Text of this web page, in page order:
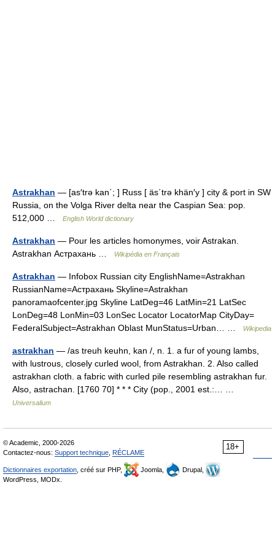
Astrakhan — [as′trə kan΄; ] Russ [ äs΄trə khän′y ] city & port in SW
Russia, on the Volga River delta near the Caspian Sea: pop.
512,000 …
English World dictionary
Astrakhan — Pour les articles homonymes, voir Astrakan.
Astrakhan Астрахань …
Wikipédia en Français
Astrakhan — Infobox Russian city EnglishName=Astrakhan
RussianName=Астрахань Skyline=Astrakhan
panoramaofcenter.jpg Skyline LatDeg=46 LatMin=21 LatSec
LonDeg=48 LonMin=03 LonSec Locator LocatorMap CityDay=
FederalSubject=Astrakhan Oblast MunStatus=Urban… …
Wikipedia
astrakhan — /as treuh keuhn, kan /, n. 1. a fur of young lambs,
with lustrous, closely curled wool, from Astrakhan. 2. Also called
astrakhan cloth. a fabric with curled pile resembling astrakhan fur.
Also, astrachan. [1760 70] * * * City (pop., 2001 est.:… …
Universalium
18+
© Academic, 2000-2026
Contactez-nous: Support technique RÉCLAME
Dictionnaires exportation , créé sur PHP, Joomla,
Drupal,
WordPress, MODx.